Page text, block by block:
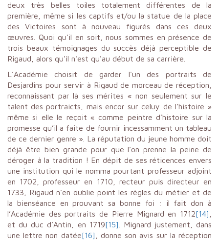
deux très belles toiles totalement différentes de la
première, même si les captifs et/ou la statue de la place
des Victoires sont à nouveau figurés dans ces deux
œuvres. Quoi qu’il en soit, nous sommes en présence de
trois beaux témoignages du succès déjà perceptible de
Rigaud, alors qu'il n'est qu'au début de sa carrière.
L’Académie choisit de garder l'un des portraits de
Desjardins pour servir à Rigaud de morceau de réception,
reconnaissant par là ses mérites « non seulement sur le
talent des portraicts, mais encor sur celuy de l’histoire »
même si elle le reçoit « comme peintre d’histoire sur la
promesse qu’il a faite de fournir incessamment un tableau
de ce dernier genre ». La réputation du jeune homme doit
déjà être bien grande pour que l’on prenne la peine de
déroger à la tradition ! En dépit de ses réticences envers
une institution qui le nomma pourtant professeur adjoint
en 1702, professeur en 1710, recteur puis directeur en
1733, Rigaud n’en oublie point les règles du métier et de
la bienséance en prouvant sa bonne foi : il fait don à
l’Académie des portraits de Pierre Mignard en 1712[14]
et du duc d’Antin, en 1719[15] . Mignard justement, dans
une lettre non datée[16] , donne son avis sur la réception